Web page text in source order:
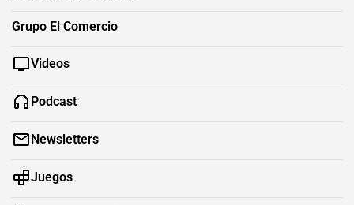
Grupo El Comercio
Videos
Podcast
Newsletters
Juegos